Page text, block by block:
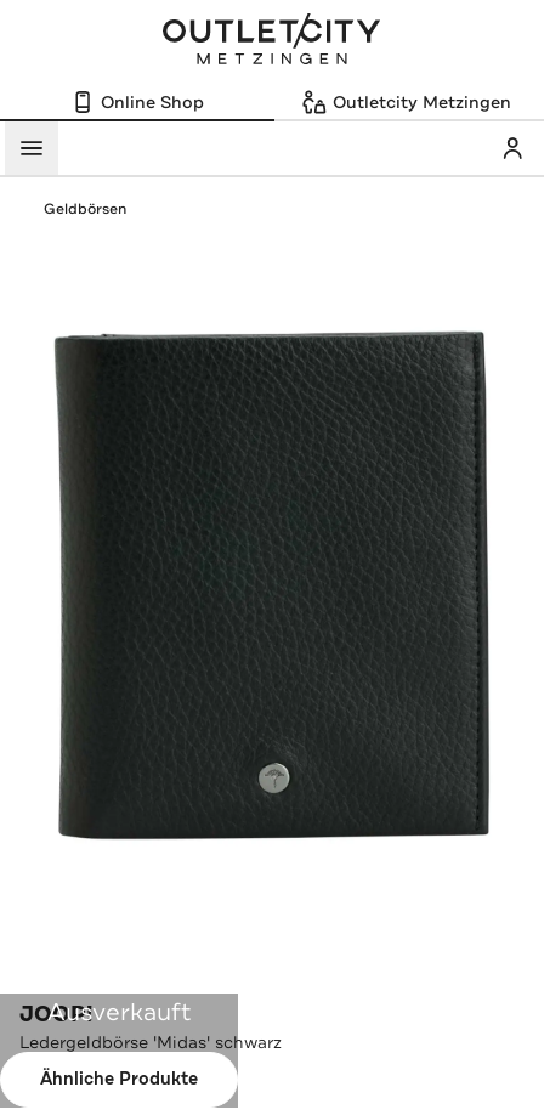
Online Shop Outletcity Metzingen
Menü
Geldbörsen
Ausverkauft
Ähnliche Produkte
JOOP!
Ledergeldbörse 'Midas' schwarz
Farbe:schwarz